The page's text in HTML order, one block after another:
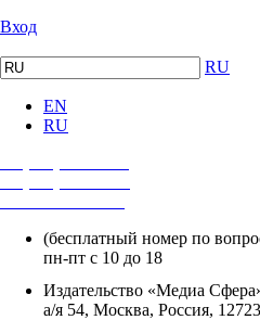
Вход
RU
EN
RU
(бесплатный номер по
пн-пт с 10 до 18
Издательство «Медиа
а/я 54, Москва, Россия,